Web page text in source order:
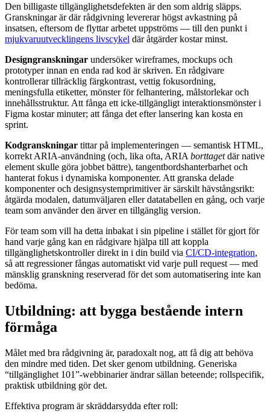
Den billigaste tillgänglighetsdefekten är den som aldrig släpps.
Granskningar är där rådgivning levererar högst avkastning på
insatsen, eftersom de flyttar arbetet uppströms — till den punkt i
mjukvaruutvecklingens livscykel där åtgärder kostar minst.
Designgranskningar undersöker wireframes, mockups och
prototyper innan en enda rad kod är skriven. En rådgivare
kontrollerar tillräcklig färgkontrast, vettig fokusordning,
meningsfulla etiketter, mönster för felhantering, målstorlekar och
innehållsstruktur. Att fånga ett icke-tillgängligt interaktionsmönster i
Figma kostar minuter; att fånga det efter lansering kan kosta en
sprint.
Kodgranskningar tittar på implementeringen — semantisk HTML,
korrekt ARIA-användning (och, lika ofta, ARIA borttagetdär native
element skulle göra jobbet bättre), tangentbordshanterbarhet och
hanterat fokus i dynamiska komponenter. Att granska delade
komponenter och designsystemprimitiver är särskilt hävstångsrikt:
åtgärda modalen, datumväljaren eller datatabellen en gång, och varje
team som använder den ärver en tillgänglig version.
För team som vill ha detta inbakat i sin pipeline i stället för gjort för
hand varje gång kan en rådgivare hjälpa till att koppla
tillgänglighetskontroller direkt in i din build via CI/CD-integration,
så att regressioner fångas automatiskt vid varje pull request — med
mänsklig granskning reserverad för det som automatisering inte kan
bedöma.
Utbildning: att bygga bestående intern
förmåga
Målet med bra rådgivning är, paradoxalt nog, att få dig att behöva
den mindre med tiden. Det sker genom utbildning. Generiska
“tillgänglighet 101”-webbinarier ändrar sällan beteende; rollspecifik,
praktisk utbildning gör det.
Effektiva program är skräddarsydda efter roll: